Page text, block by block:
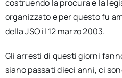
costruendo la procura e la
organizzato e per questo fu
della JSO il 12 marzo 2003.
Gli arresti di questi giorni
siano passati dieci anni, ci